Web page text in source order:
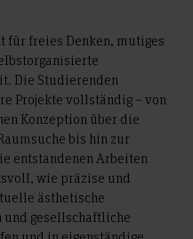
für freies Denken, mutiges
Die Studierenden
Projekte vollständig – von
Konzeption über die
bis hin zur
entstandenen Arbeiten
wie präzise und
ästhetische
und gesellschaftliche